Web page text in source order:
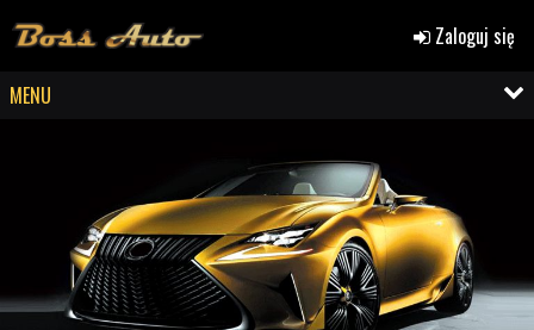
Zaloguj się
MENU